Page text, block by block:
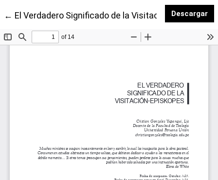
← Volver a los detalles del artículo
El Verdadero Significado de la Visitación-Episkopes
Descargar